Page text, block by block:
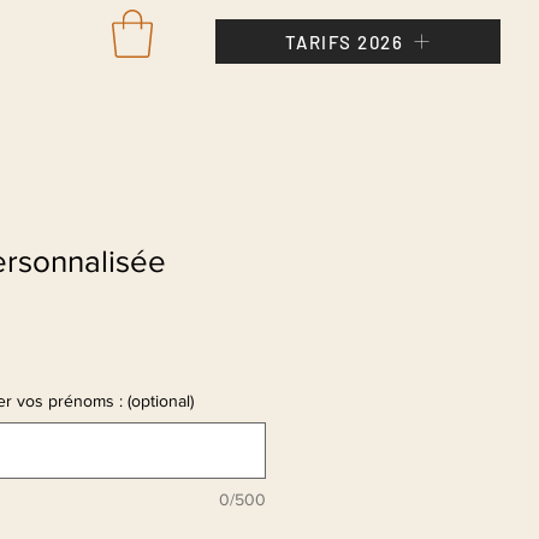
TARIFS 2026
vos prénoms : (optional)
0/500